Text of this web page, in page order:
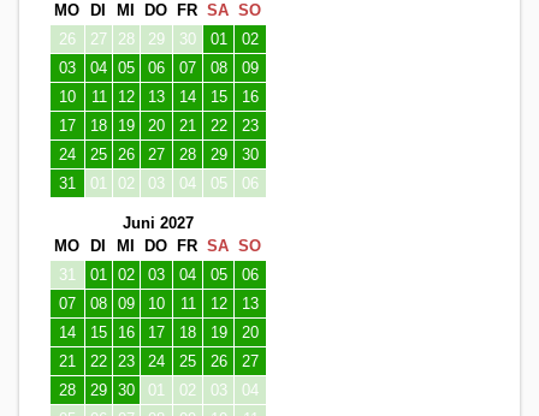
MO
DI MI DO FR SA SO
26
27 28 29 30 01
02
03
04 05 06 07 08
09
10
11 12 13 14 15
16
17
18 19 20 21 22
23
24
25 26 27 28 29
30
31
01 02 03 04 05 06
Juni 2027
MO
DI MI DO FR SA SO
31
01 02 03 04 05
06
07
08 09 10 11 12
13
14
15 16 17 18 19
20
21
22 23 24 25 26
27
28
29 30 01 02 03
04